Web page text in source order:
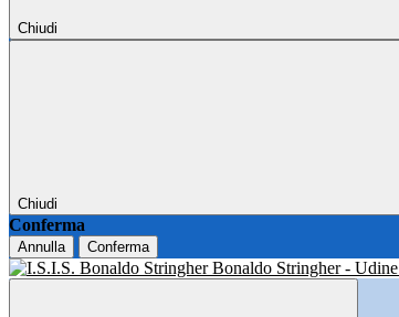
Chiudi
Chiudi
Conferma
Annulla Conferma
Bonaldo Stringher - Udine